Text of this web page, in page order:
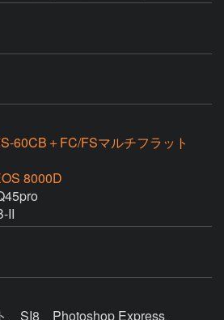
60CB＋FC/FSマルチフラット
8000D
II
SI8、Photoshop Express、